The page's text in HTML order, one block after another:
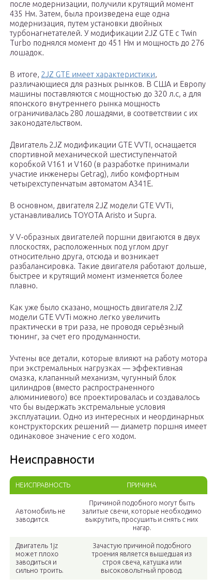
после модернизации, получили крутящий момент
435 Нм. Затем, была произведена еще одна
модернизация, путем установки двойных
турбонагнетателей. У модификации 2JZ GTE с Twin
Turbo поднялcя момент до 451 Нм и мощность до 276
лошадок.
В итоге, 2JZ GTE имеет характеристики,
различающиеся для разных рынков. В США и Европу
машины поставляются с мощностью до 320 л.с, а для
японского внутреннего рынка мощность
ограничивалась 280 лошадями, в соответствии с их
законодательством.
Двигатель 2JZ модификации GTE VVTI, оснащается
спортивной механической шестиступенчатой
коробкой V161 и V160 (в разработке принимали
участие инженеры Getrag), либо комфортным
четырехступенчатым автоматом А341Е.
В основном, двигателя 2JZ модели GTE VVTi,
устанавливались TOYOTA Aristo и Supra.
У V-образных двигателей поршни двигаются в двух
плоскостях, расположенных под углом друг
относительно друга, отсюда и возникает
разбалансировка. Такие двигателя работают дольше,
быстрее и крутящий момент изменяется более
плавно.
Как уже было сказано, мощность двигателя 2JZ
модели GTE VVTi можно легко увеличить
практически в три раза, не проводя серьёзный
тюнинг, за счет его продуманности.
Учтены все детали, которые влияют на работу мотора
при экстремальных нагрузках — эффективная
смазка, клапанный механизм, чугунный блок
цилиндров (вместо распространенного
алюминиевого) все проектировалась и создавалось
что бы выдержать экстремальные условия
эксплуатации. Одно из интересных и неординарных
конструкторских решений — диаметр поршня имеет
одинаковое значение с его ходом.
Неисправности
НЕИСПРАВНОСТЬ ПРИЧИНА
Автомобиль не
заводится.
Причиной подобного могут быть
залитые свечи, которые необходимо
выкрутить, просушить и снять с них
нагар.
Двигатель 1jz
может плохо
заводиться и
сильно троить.
Зачастую причиной подобного
троения является вышедшая из
строя свеча, катушка или
высоковольтный провод.